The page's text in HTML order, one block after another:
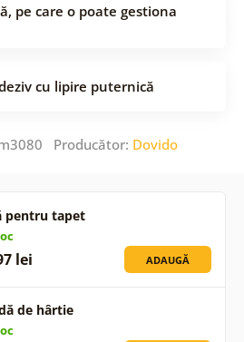
pe care o poate gestiona
cu lipire puternică
Producător: Dovido
pentru tapet
lei ADAUGĂ
de hârtie